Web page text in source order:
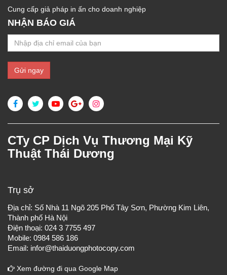
Cung cấp giả pháp in ấn cho doanh nghiệp
NHẬN BÁO GIÁ
CTy CP Dịch Vụ Thương Mại Kỹ
Thuật Thái Dương
Trụ sở
Địa chỉ: Số Nhà 11 Ngõ 205 Phố Tây Sơn, Phường Kim Liên,
Thành phố Hà Nội
Điện thoại: 024 3 7755 497
Mobile: 0984 586 186
Email: infor@thaiduongphotocopy.com
Xem đường đi qua Google Map